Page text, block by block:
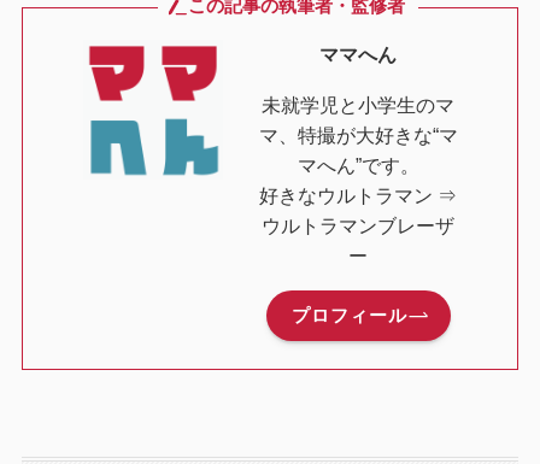
この記事の執筆者・監修者
ママへん
未就学児と小学生のマ
マ、特撮が大好きな“マ
マへん”です。
好きなウルトラマン ⇒
ウルトラマンブレーザ
ー
プロフィール